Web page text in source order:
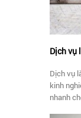
Dịch vụ
Dịch vụ
kinh
nhanh